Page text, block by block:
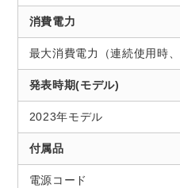
消費電力
最大消費電力（連続使用時
発表時期(モデル)
2023年モデル
付属品
電源コード